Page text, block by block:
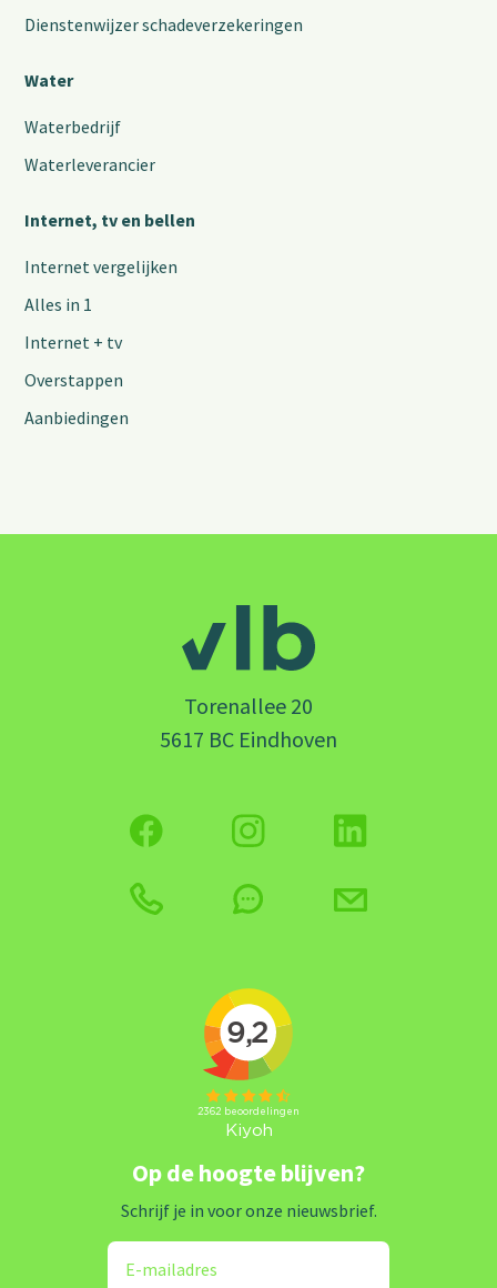
Dienstenwijzer schadeverzekeringen
Water
Waterbedrijf
Waterleverancier
Internet, tv en bellen
Internet vergelijken
Alles in 1
Internet + tv
Overstappen
Aanbiedingen
Torenallee 20
5617 BC Eindhoven
Op de hoogte blijven?
Schrijf je in voor onze nieuwsbrief.